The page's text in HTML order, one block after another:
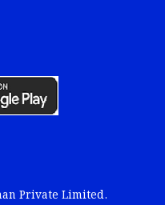
Private Limited.